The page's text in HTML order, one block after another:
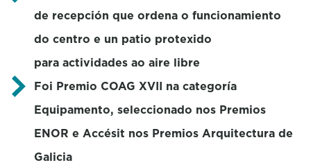
de recepción que ordena o funcionamiento
do centro e un patio protexido
para actividades ao aire libre
Foi Premio COAG XVII na categoría
Equipamento, seleccionado nos Premios
ENOR e Accésit nos Premios Arquitectura de
Galicia